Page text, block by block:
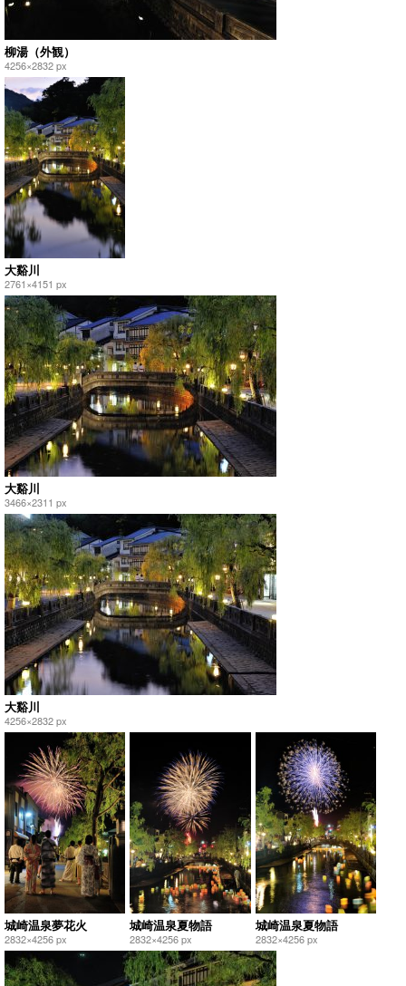
柳湯（外観）
4256×2832 px
大谿川
2761×4151 px
大谿川
3466×2311 px
大谿川
4256×2832 px
城崎温泉夢花火
2832×4256 px
城崎温泉夏物語
2832×4256 px
城崎温泉夏物語
2832×4256 px